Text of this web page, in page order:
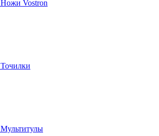
Ножи Vostron
Точилки
Мультитулы